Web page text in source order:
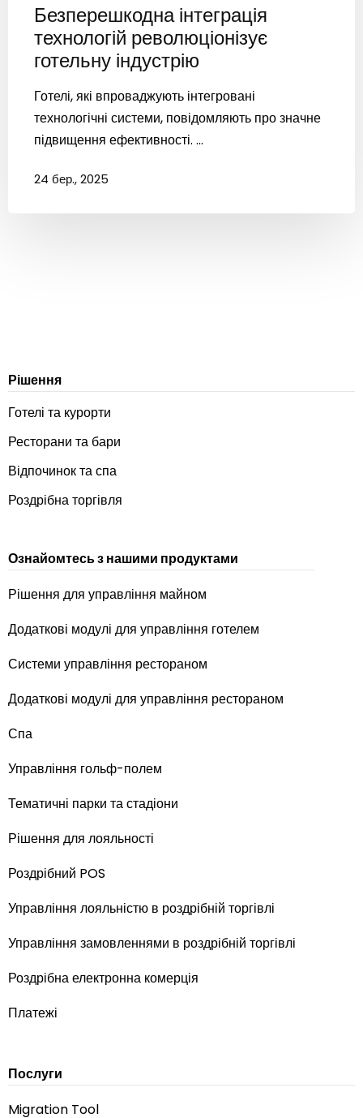
Безперешкодна інтеграція
технологій революціонізує
готельну індустрію
Готелі, які впроваджують інтегровані
технологічні системи, повідомляють про значне
підвищення ефективності. ...
24 бер., 2025
Рішення
Готелі та курорти
Ресторани та бари
Відпочинок та спа
Роздрібна торгівля
Ознайомтесь з нашими продуктами
Рішення для управління майном
Додаткові модулі для управління готелем
Системи управління рестораном
Додаткові модулі для управління рестораном
Спа
Управління гольф-полем
Тематичні парки та стадіони
Рішення для лояльності
Роздрібний POS
Управління лояльністю в роздрібній торгівлі
Управління замовленнями в роздрібній торгівлі
Роздрібна електронна комерція
Платежі
Послуги
Migration Tool